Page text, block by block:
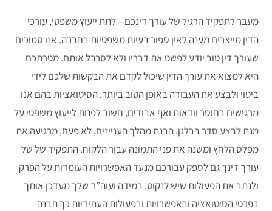
מעבר לתפקיד הרגיל של עורך דינכם – לתת ייעוץ משפטי, עורכי
הדין מייצרים מענה לאין ספור בעיות משפטיות בחברה. אנו סמוכים
שעורך דין טוב יודע לפשט את דבריו ולא לסרבל אותם. מטרתכם
היא למצוא את עורך הדין שיכול לקדם את הבקשות שלכם לידי
ביטוי ולבצע את העבודה באופן הטוב ביותר. הסיטואציות בהם אנו
מרגישים בחוסר וודאות ואף אבודים, חשוב לפנות לייעוץ משפטי על
מנת לבצע סדר בבלגן. הבנת מהלך העניינים, לא פעם, מרגיעה את
מפלס הלחץ ומשנה את פני התמונה עבור הלקוח. התפקיד של של
עורך דינך גם לספק עבורכם מנעד האפשרויות העומדות על הפרק
ולנתב את הפעולות שיש לנקוט. במידה ועוה”ד שלך מעדכן אותך
בפרטי הסיטואציה ובאפשרויות ובפעולות העתידיות כך תבנה